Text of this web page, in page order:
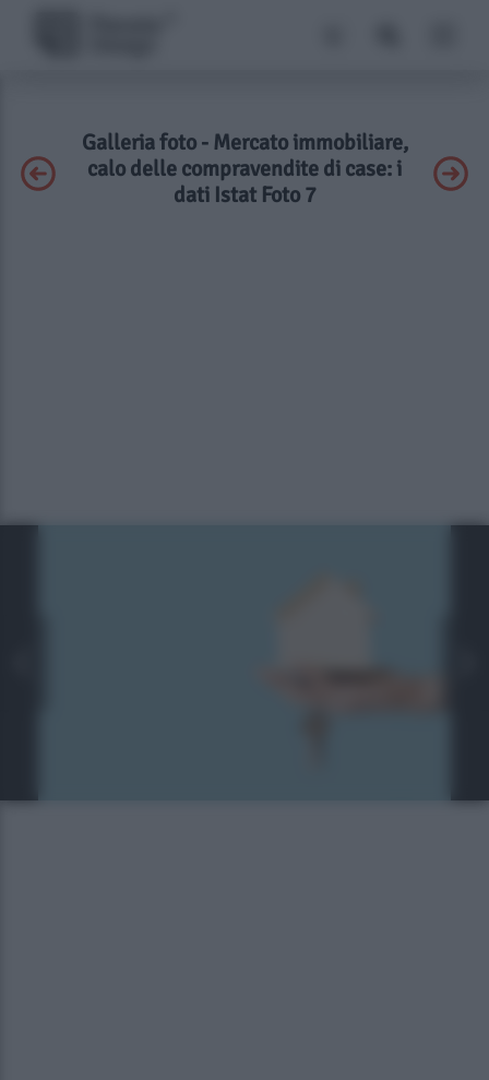
Galleria foto - Mercato immobiliare,
calo delle compravendite di case: i
dati Istat Foto 7